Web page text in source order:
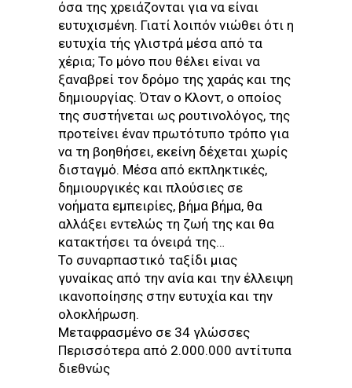
όσα της χρειάζονται για να είναι
ευτυχισμένη. Γιατί λοιπόν νιώθει ότι η
ευτυχία τής γλιστρά μέσα από τα
χέρια; Το μόνο που θέλει είναι να
ξαναβρεί τον δρόμο της χαράς και της
δημιουργίας. Όταν ο Κλοντ, ο οποίος
της συστήνεται ως ρουτινολόγος, της
προτείνει έναν πρωτότυπο τρόπο για
να τη βοηθήσει, εκείνη δέχεται χωρίς
δισταγμό. Μέσα από εκπληκτικές,
δημιουργικές και πλούσιες σε
νοήματα εμπειρίες, βήμα βήμα, θα
αλλάξει εντελώς τη ζωή της και θα
κατακτήσει τα όνειρά της…
Το συναρπαστικό ταξίδι μιας
γυναίκας από την ανία και την έλλειψη
ικανοποίησης στην ευτυχία και την
ολοκλήρωση.
Μεταφρασμένο σε 34 γλώσσες
Περισσότερα από 2.000.000 αντίτυπα
διεθνώς